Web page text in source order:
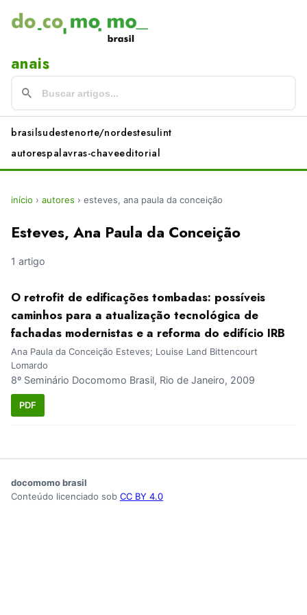
anais
brasilsudestenorte/nordestesulint
autorespalavras-chaveeditorial
início › autores › esteves, ana paula da conceição
Esteves, Ana Paula da Conceição
1 artigo
O retrofit de edificações tombadas: possíveis
caminhos para a atualização tecnológica de
fachadas modernistas e a reforma do edifício IRB
Ana Paula da Conceição Esteves; Louise Land Bittencourt
Lomardo
8º Seminário Docomomo Brasil, Rio de Janeiro, 2009
PDF
docomomo brasil
Conteúdo licenciado sob CC BY 4.0